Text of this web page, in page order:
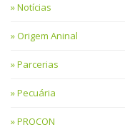
Notícias
Origem Aninal
Parcerias
Pecuária
PROCON